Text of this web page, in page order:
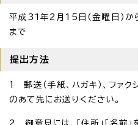
平成31年2月15日（金曜日）か
まで
提出方法
1 郵送（手紙、ハガキ）、ファク
のあて先にお送りください。
2 御意見には、「住所」「名前」